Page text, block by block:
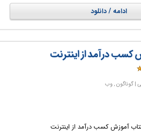
ادامه / دانلود
کسب درآمد از اینترنت